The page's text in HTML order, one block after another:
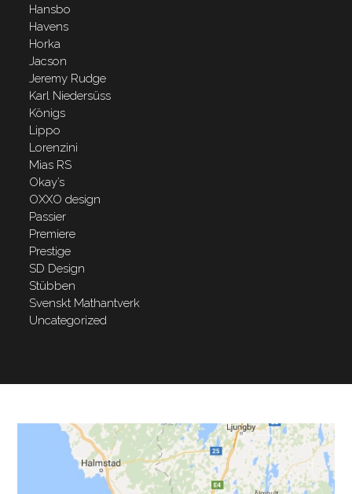
Hansbo
Havens
Horka
Jacson
Jeremy Rudge
Karl Niedersüss
Königs
Lippo
Lorenzini
Mias RS
Okay’s
OXXO design
Passier
Premiere
Prestige
SD Design
Stübben
Svenskt Mathantverk
Uncategorized